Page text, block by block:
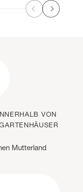
ZurückWeiter
VON
Mutterland